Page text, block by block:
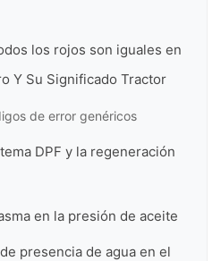
los rojos son iguales en
Y Su Significado Tractor
de error genéricos
DPF y la regeneración
en la presión de aceite
presencia de agua en el